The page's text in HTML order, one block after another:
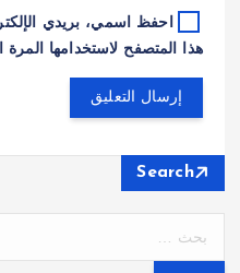
احفظ اسمي، بريدي
هذا المتصفح لاستخدامها المرة
Search